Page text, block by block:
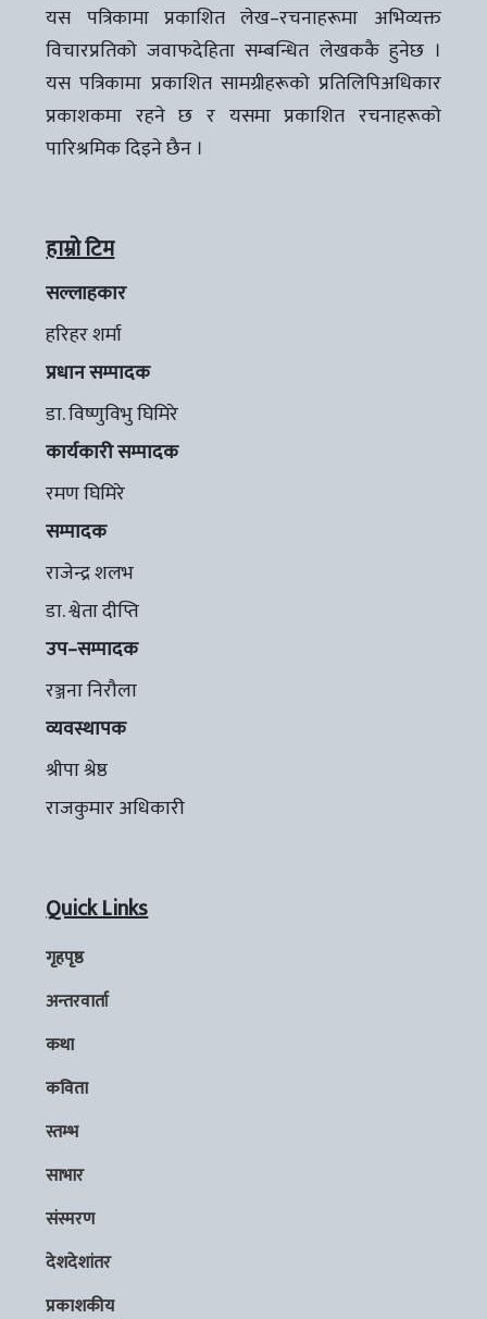
यस पत्रिकामा प्रकाशित लेख–रचनाहरूमा अभिव्यक्त
विचारप्रतिको जवाफदेहिता सम्बन्धित लेखककै हुनेछ ।
यस पत्रिकामा प्रकाशित सामग्रीहरूको प्रतिलिपिअधिकार
प्रकाशकमा रहने छ र यसमा प्रकाशित रचनाहरूको
पारिश्रमिक दिइने छैन ।
हाम्रो टिम
सल्लाहकार
हरिहर शर्मा
प्रधान सम्पादक
डा. विष्णुविभु घिमिरे
कार्यकारी सम्पादक
रमण घिमिरे
सम्पादक
राजेन्द्र शलभ
डा. श्वेता दीप्ति
उप–सम्पादक
रञ्जना निरौला
व्यवस्थापक
श्रीपा श्रेष्ठ
राजकुमार अधिकारी
Quick Links
गृहपृष्ठ
अन्तरवार्ता
कथा
कविता
स्तम्भ
साभार
संस्मरण
देशदेशांतर
प्रकाशकीय